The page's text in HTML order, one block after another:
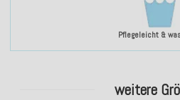
Pflegeleicht &
weitere